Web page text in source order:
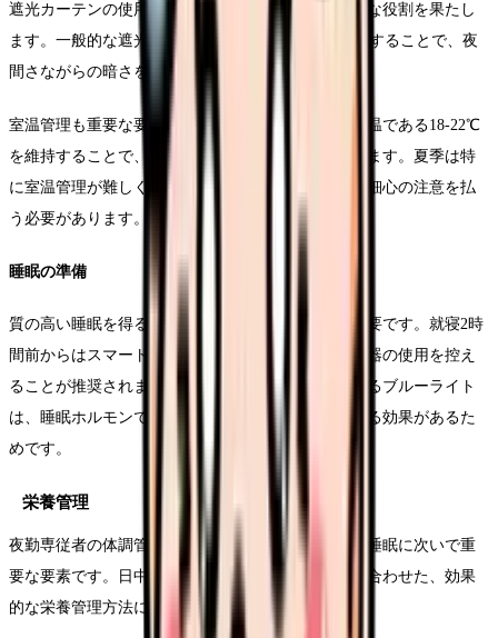
遮光カーテンの使用は日中の睡眠において特に重要な役割を果たし
ます。一般的な遮光率99.99%以上のカーテンを使用することで、夜
間さながらの暗さを確保することができます。
室温管理も重要な要素となります。睡眠に最適な室温である18-22℃
を維持することで、深い睡眠を促進することができます。夏季は特
に室温管理が難しくなるため、エアコンの設定には細心の注意を払
う必要があります。
睡眠の準備
質の高い睡眠を得るためには、適切な準備期間が必要です。就寝2時
間前からはスマートフォンやパソコンなどの電子機器の使用を控え
ることが推奨されます。これらの機器から発せられるブルーライト
は、睡眠ホルモンであるメラトニンの分泌を抑制する効果があるた
めです。
栄養管理
夜勤専従者の体調管理において、適切な栄養摂取は睡眠に次いで重
要な要素です。日中と夜間で異なる身体のリズムに合わせた、効果
的な栄養管理方法について解説します。